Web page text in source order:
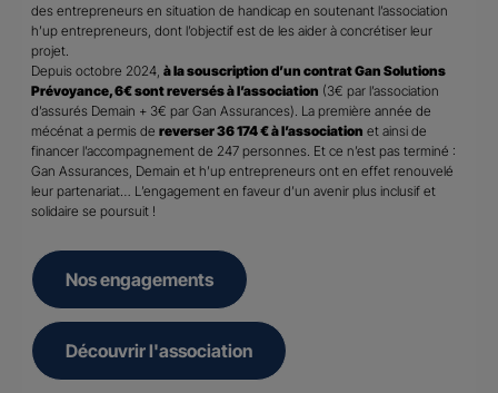
des entrepreneurs en situation de handicap en soutenant l’association
h’up entrepreneurs, dont l’objectif est de les aider à concrétiser leur
projet.
Depuis octobre 2024, à la souscription d’un contrat Gan Solutions
Prévoyance, 6€ sont reversés à l’association (3€ par l’association
d’assurés Demain + 3€ par Gan Assurances). La première année de
mécénat a permis de reverser 36 174 € à l’association et ainsi de
financer l’accompagnement de 247 personnes. Et ce n’est pas terminé :
Gan Assurances, Demain et h’up entrepreneurs ont en effet renouvelé
leur partenariat… L’engagement en faveur d’un avenir plus inclusif et
solidaire se poursuit !
Nos engagements
Découvrir l'association